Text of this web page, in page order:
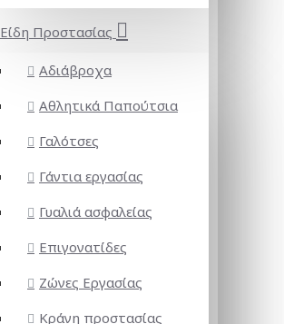
Είδη Προστασίας
Αδιάβροχα
Αθλητικά Παπούτσια
Γαλότσες
Γάντια εργασίας
Γυαλιά ασφαλείας
Επιγονατίδες
Ζώνες Εργασίας
Κράνη προστασίας